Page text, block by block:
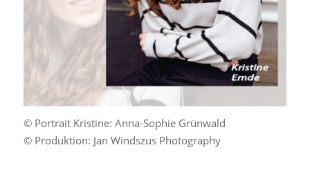
© Portrait Kristine: Anna-Sophie Grünwald
© Produktion: Jan Windszus Photography